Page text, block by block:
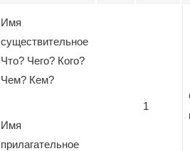
Имя
существительное
Что? Чего? Кого?
Чем? Кем?
Имя
прилагательное
1